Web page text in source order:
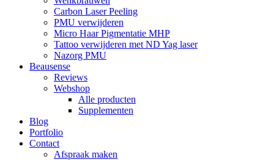
Carbon Laser Peeling
PMU verwijderen
Micro Haar Pigmentatie MHP
Tattoo verwijderen met ND Yag laser
Nazorg PMU
Beausense
Reviews
Webshop
Alle producten
Supplementen
Blog
Portfolio
Contact
Afspraak maken